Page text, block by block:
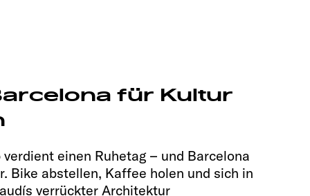
für Kultur
einen Ruhetag – und Barcelona
Bike abstellen, Kaffee holen und sich in
verrückter Architektur